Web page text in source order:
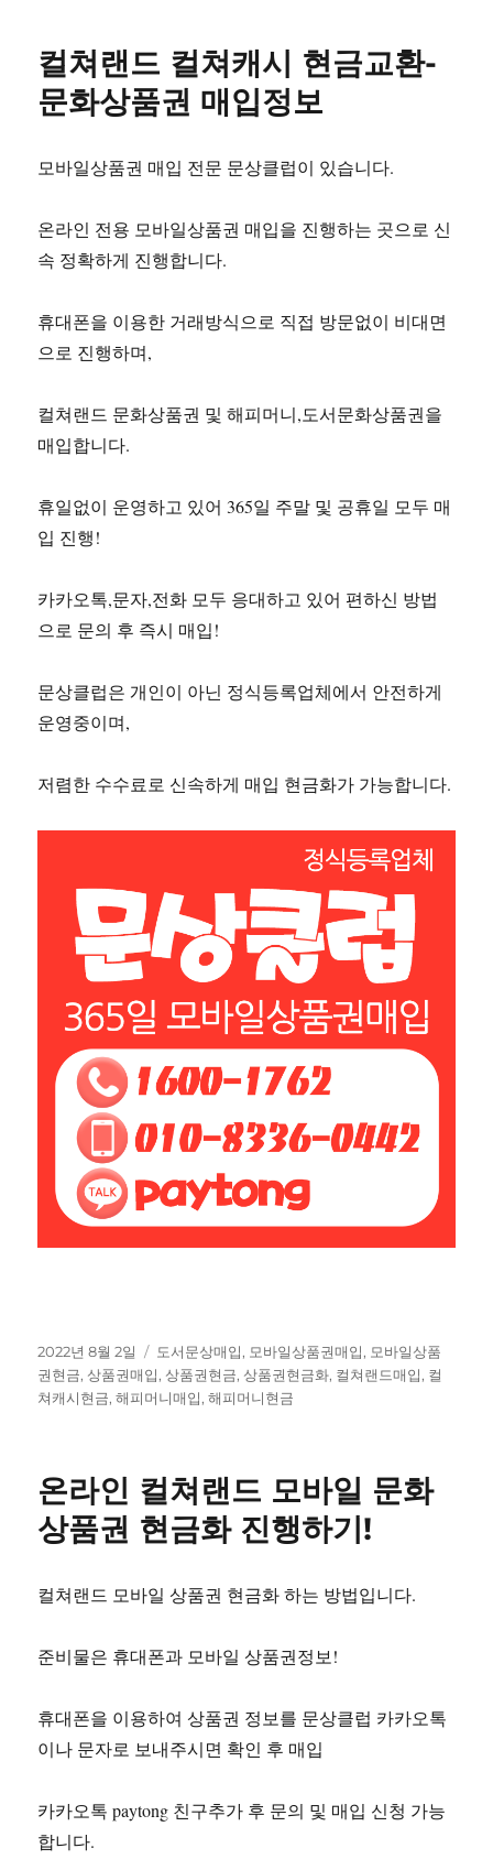
컬쳐랜드 컬쳐캐시 현금교환-
문화상품권 매입정보
모바일상품권 매입 전문 문상클럽이 있습니다.
온라인 전용 모바일상품권 매입을 진행하는 곳으로 신
속 정확하게 진행합니다.
휴대폰을 이용한 거래방식으로 직접 방문없이 비대면
으로 진행하며,
컬쳐랜드 문화상품권 및 해피머니,도서문화상품권을
매입합니다.
휴일없이 운영하고 있어 365일 주말 및 공휴일 모두 매
입 진행!
카카오톡,문자,전화 모두 응대하고 있어 편하신 방법
으로 문의 후 즉시 매입!
문상클럽은 개인이 아닌 정식등록업체에서 안전하게
운영중이며,
저렴한 수수료로 신속하게 매입 현금화가 가능합니다.
작
성
일
2022년 8월 2일
태
그
도서문상매입, 모바일상품권매입, 모바일상품
권현금,상품권매입,상품권현금,상품권현금화, 컬쳐랜드매입, 컬
쳐캐시현금,해피머니매입,해피머니현금
온라인 컬쳐랜드 모바일 문화
상품권 현금화 진행하기!
컬쳐랜드 모바일 상품권 현금화 하는 방법입니다.
준비물은 휴대폰과 모바일 상품권정보!
휴대폰을 이용하여 상품권 정보를 문상클럽 카카오톡
이나 문자로 보내주시면 확인 후 매입
카카오톡 paytong 친구추가 후 문의 및 매입 신청 가능
합니다.